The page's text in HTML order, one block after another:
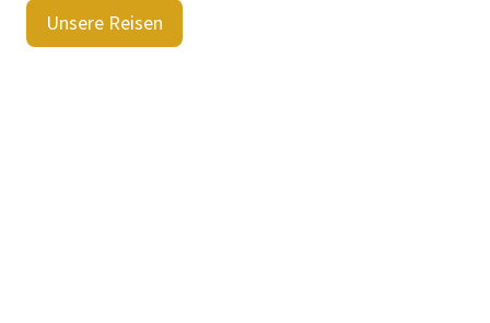
Unsere Reisen